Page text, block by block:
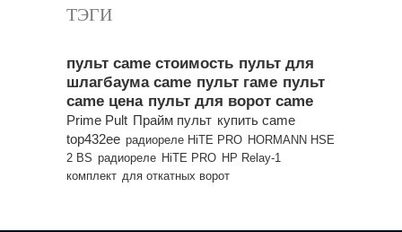
ТЭГИ
пульт came стоимость пульт для
шлагбаума came пульт гаме пульт
came цена пульт для ворот came
Prime Pult Прайм пульт купить came
top432ee радиореле HiTE PRO HORMANN HSE
2 BS радиореле HiTE PRO HP Relay-1
комплект для откатных ворот